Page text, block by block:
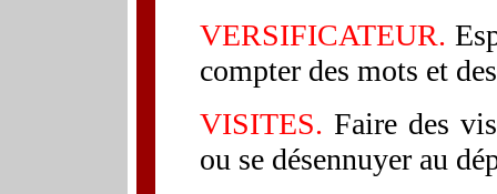
VERSIFICATEUR.
compter des mots et
VISITES. Faire des
ou se désennuyer au